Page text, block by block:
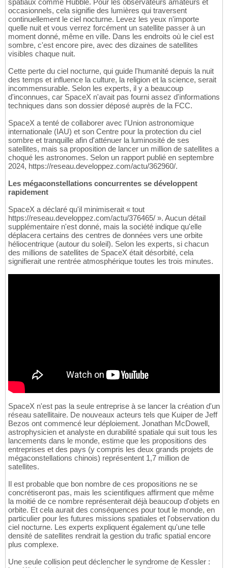
spatiaux comme Hubble. Pour les observateurs amateurs et
occasionnels, cela signifie des lumières qui traversent
continuellement le ciel nocturne. Levez les yeux n'importe
quelle nuit et vous verrez forcément un satellite passer à un
moment donné, même en ville. Dans les endroits où le ciel est
sombre, c'est encore pire, avec des dizaines de satellites
visibles chaque nuit.
Cette perte du ciel nocturne, qui guide l'humanité depuis la nuit
des temps et influence la culture, la religion et la science, serait
incommensurable. Selon les experts, il y a beaucoup
d'inconnues, car SpaceX n'avait pas fourni assez d'informations
techniques dans son dossier déposé auprès de la FCC.
SpaceX a tenté de collaborer avec l'Union astronomique
internationale (IAU) et son Centre pour la protection du ciel
sombre et tranquille afin d'atténuer la luminosité de ses
satellites, mais sa proposition de lancer un million de satellites a
choqué les astronomes. Selon un rapport publié en septembre
2024, https://reseau.developpez.com/actu/362960/.
Les mégaconstellations concurrentes se développent
rapidement
SpaceX a déclaré qu'il minimiserait « tout
https://reseau.developpez.com/actu/376465/ ». Aucun détail
supplémentaire n'est donné, mais la société indique qu'elle
déplacera certains des centres de données vers une orbite
héliocentrique (autour du soleil). Selon les experts, si chacun
des millions de satellites de SpaceX était désorbité, cela
signifierait une rentrée atmosphérique toutes les trois minutes.
SpaceX n'est pas la seule entreprise à se lancer la création d'un
réseau satellitaire. De nouveaux acteurs tels que Kuiper de Jeff
Bezos ont commencé leur déploiement. Jonathan McDowell,
astrophysicien et analyste en durabilité spatiale qui suit tous les
lancements dans le monde, estime que les propositions des
entreprises et des pays (y compris les deux grands projets de
mégaconstellations chinois) représentent 1,7 million de
satellites.
Il est probable que bon nombre de ces propositions ne se
concrétiseront pas, mais les scientifiques affirment que même
la moitié de ce nombre représenterait déjà beaucoup d'objets en
orbite. Et cela aurait des conséquences pour tout le monde, en
particulier pour les futures missions spatiales et l'observation du
ciel nocturne. Les experts expliquent également qu'une telle
densité de satellites rendrait la gestion du trafic spatial encore
plus complexe.
Une seule collision peut déclencher le syndrome de Kessler :